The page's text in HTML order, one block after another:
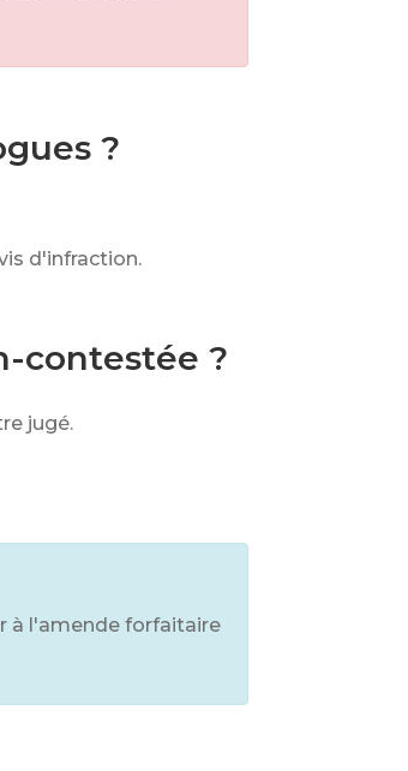
?
d'infraction.
contestée ?
jugé.
à l'amende forfaitaire